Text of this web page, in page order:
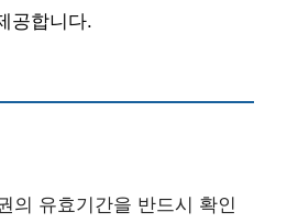
공합니다.
의 유효기간을 반드시 확인